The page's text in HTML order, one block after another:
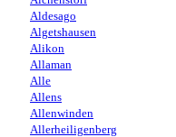
Aldesago
Algetshausen
Alikon
Allaman
Alle
Allens
Allenwinden
Allerheiligenberg